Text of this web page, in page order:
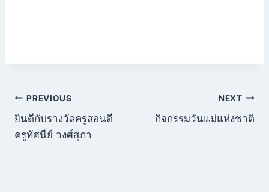
แนะแนว
เรื่อง
PREVIOUS
ยินดีกับรางวัลครูสอนดี
ครูทัศนีย์ วงศ์สุภา
NEXT
กิจกรรมวันแม่แห่งชาติ